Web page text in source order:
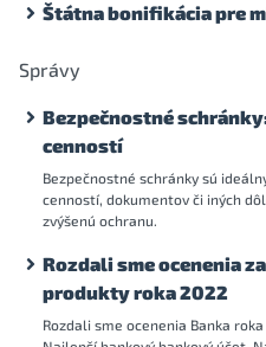
Štátna bonifikácia pre
Správy
Bezpečnostné
cenností
Bezpečnostné schránky sú
cenností, dokumentov či iných
zvýšenú ochranu.
Rozdali sme ocenenia
produkty roka 2022
Rozdali sme ocenenia Banka